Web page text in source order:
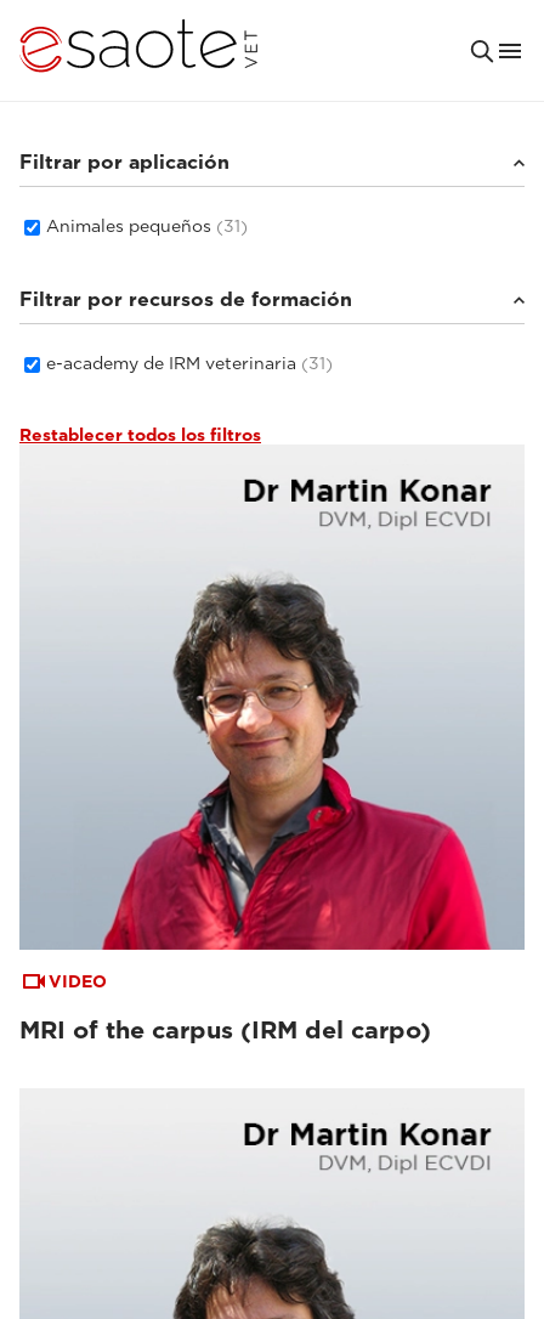
Filtrar por aplicación
Animales pequeños (31)
Filtrar por recursos de formación
e-academy de IRM veterinaria (31)
Restablecer todos los filtros
VIDEO
MRI of the carpus (IRM del carpo)